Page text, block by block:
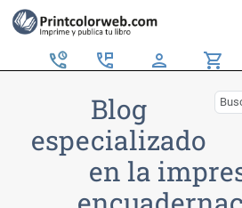
perm_phone_msg person shopping_cart
Blog
especializado
en la